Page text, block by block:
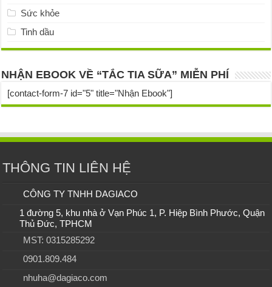
Sức khỏe
Tinh dầu
NHẬN EBOOK VỀ “TẮC TIA SỮA” MIỄN PHÍ
[contact-form-7 id="5" title="Nhận Ebook"]
THÔNG TIN LIÊN HỆ
CÔNG TY TNHH DAGIACO
1 đường 5, khu nhà ở Vạn Phúc 1, P. Hiệp Bình Phước, Quận
Thủ Đức, TPHCM
MST: 0315285292
0901.809.484
nhuha@dagiaco.com